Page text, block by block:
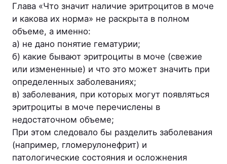
Глава «Что значит наличие эритроцитов в моче
и какова их норма» не раскрыта в полном
объеме, а именно:
а) не дано понятие гематурии;
б) какие бывают эритроциты в моче (свежие
или измененные) и что это может значить при
определенных заболеваниях;
в) заболевания, при которых могут появляться
эритроциты в моче перечислены в
недостаточном объеме;
При этом следовало бы разделить заболевания
(например, гломерулонефрит) и
патологические состояния и осложнения